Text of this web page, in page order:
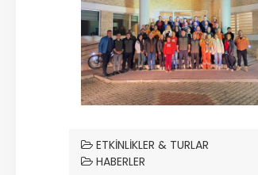
ETKINLIKLER & TURLAR
HABERLER